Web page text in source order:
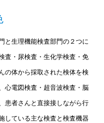
と生理機能検査部門の２つに
査・尿検査・生化学検査・免
の体から採取された検体を検
心電図検査・超音波検査・脳
患者さんと直接接しながら行
している主な検査と検査機器